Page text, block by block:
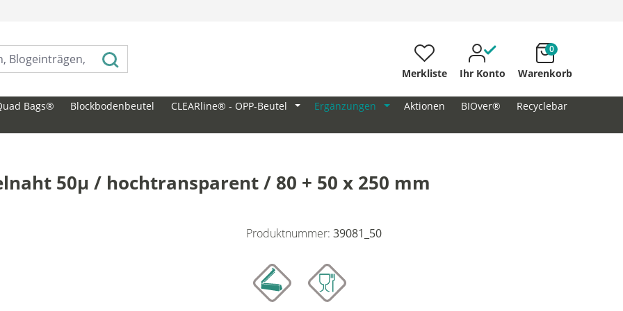
Merkliste Ihr Konto Warenkorb
0
Bags® Blockbodenbeutel CLEARline® - OPP-Beutel Ergänzungen Aktionen BIOver®
Recyclebar
50µ / hochtransparent / 80 + 50 x 250 mm
Produktnummer: 39081_50